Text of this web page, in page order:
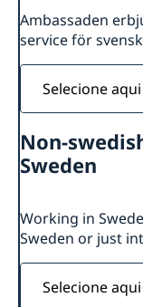
Ambassaden
service för
Selecione
aqui
Non-
Sweden
Working in
Sweden or just
Selecione
aqui